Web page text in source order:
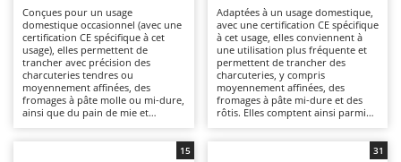
Atomiseurs pour traitements
Autolaveuses
Autres produits
B
Balayeuses
Bancs de scie pour le bois - Scies à bûches
Ama
Ambrogio Robot
Annovi Reverberi
ANTHBOT
Archman
Conçues pour un usage
domestique occasionnel (avec une
certification CE spécifique à cet
usage), elles permettent de
trancher avec précision des
charcuteries tendres ou
moyennement affinées, des
fromages à pâte molle ou mi-dure,
ainsi que du pain de mie et
Adaptées à un usage domestique,
avec une certification CE spécifique
à cet usage, elles conviennent à
une utilisation plus fréquente et
permettent de trancher des
charcuteries, y compris
moyennement affinées, des
fromages à pâte mi-dure et des
rôtis. Elles comptent ainsi parmi
domestique. Les lames de 190, 195
15 31